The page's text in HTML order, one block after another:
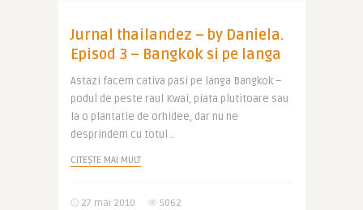
Jurnal thailandez – by Daniela.
Episod 3 – Bangkok si pe langa
Astazi facem cativa pasi pe langa Bangkok –
podul de peste raul Kwai, piata plutitoare sau
la o plantatie de orhidee, dar nu ne
desprindem cu totul ..
CITEȘTE MAI MULT
27 mai 2010 5062